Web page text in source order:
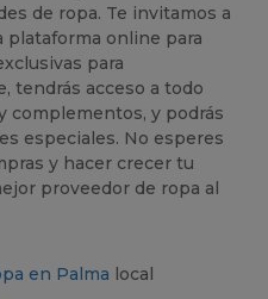
de ropa. Te invitamos a
online para
para
tendrás acceso a todo
complementos, y podrás
especiales. No esperes
y hacer crecer tu
proveedor de ropa al
en Palma local